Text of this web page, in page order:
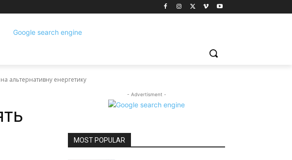
альтернативну енергетику
- Advertisment -
MOST POPULAR